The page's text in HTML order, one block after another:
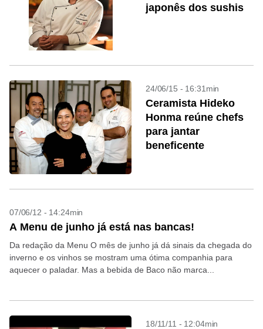
japonês dos sushis
24/06/15 - 16:31min
Ceramista Hideko
Honma reúne chefs
para jantar
beneficente
07/06/12 - 14:24min
A Menu de junho já está nas bancas!
Da redação da Menu O mês de junho já dá sinais da chegada do
inverno e os vinhos se mostram uma ótima companhia para
aquecer o paladar. Mas a bebida de Baco não marca...
18/11/11 - 12:04min